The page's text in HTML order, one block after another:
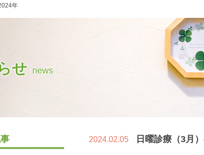
年
せ news
2024.02.05 日曜診療（3月